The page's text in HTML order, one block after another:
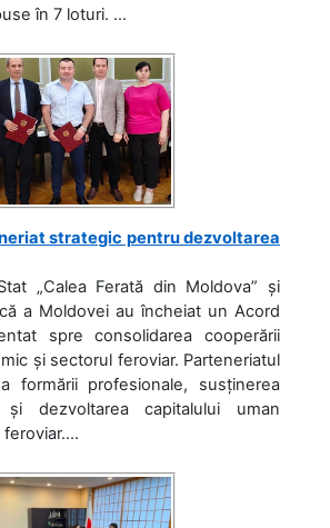
în 7 loturi. ...
strategic pentru dezvoltarea
„Calea Ferată din Moldova” și
a Moldovei au încheiat un Acord
spre consolidarea cooperării
și sectorul feroviar. Parteneriatul
formării profesionale, susținerea
și dezvoltarea capitalului uman